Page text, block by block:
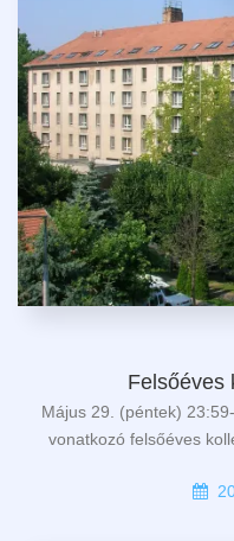
Felsőéves
Május 29. (péntek)
vonatkozó felsőéves